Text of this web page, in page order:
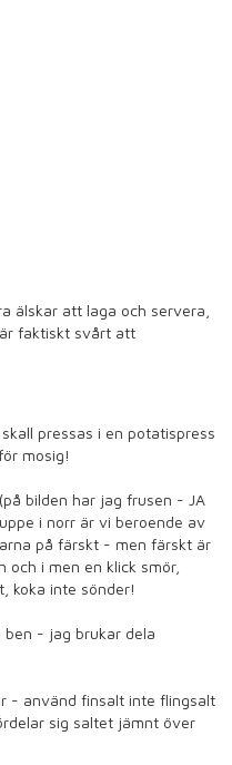
älskar att laga och servera,
faktiskt svårt att
pressas i en potatispress
mosig!
bilden har jag frusen - JA
i norr är vi beroende av
på färskt - men färskt är
och i men en klick smör,
koka inte sönder!
ben - jag brukar dela
- använd finsalt inte flingsalt
sig saltet jämnt över